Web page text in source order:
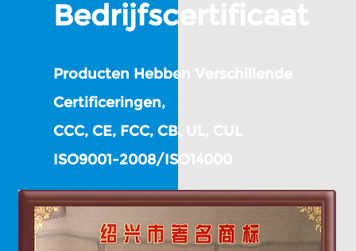
Bedrijfscertificaat
Producten Hebben Verschillende
Certificeringen,
CCC, CE, FCC, CB, UL, CUL
ISO9001-2008/ISO14000